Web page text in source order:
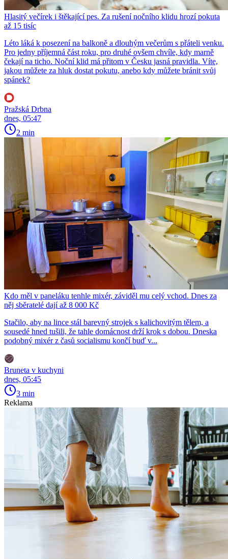
Hlasitý večírek i štěkající pes. Za rušení nočního klidu hrozí pokuta
až 15 tisíc
Léto láká k posezení na balkoně a dlouhým večerům s přáteli venku.
Pro jedny příjemná část roku, pro druhé ovšem chvíle, kdy marně
čekají na ticho. Noční klid má přitom v Česku jasná pravidla. Víte,
jakou můžete za hluk dostat pokutu, anebo kdy můžete bránit svůj
spánek?
Pražská Drbna
dnes, 05:47
2 min
Kdo měl v paneláku tenhle mixér, záviděl mu celý vchod. Dnes za
něj sběratelé dají až 8 000 Kč
Stačilo, aby na lince stál barevný strojek s kalichovitým tělem, a
sousedé hned tušili, že tahle domácnost drží krok s dobou. Dneska
podobný mixér z časů socialismu končí buď v...
Bruneta v kuchyni
dnes, 05:45
3 min
Reklama